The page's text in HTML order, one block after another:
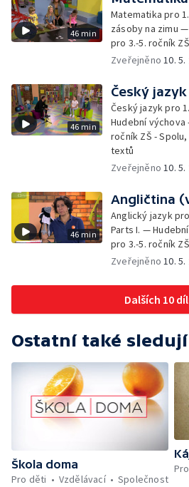
46 min
Matematika pro
zásoby na zimu
pro 3.-5. ročník
Zveřejněno10. 5.
46 min
Český
Český jazyk pro
Hudební
ročník ZŠ -
textů
Zveřejněno10. 5.
46 min
Angličtina
Anglický jazyk
Parts I. —
pro 3.-5. ročník
Zveřejněno10. 5.
Dalších 10
Ostatní také sledují
Škola doma
Pro děti
Vzdělávací Společnost